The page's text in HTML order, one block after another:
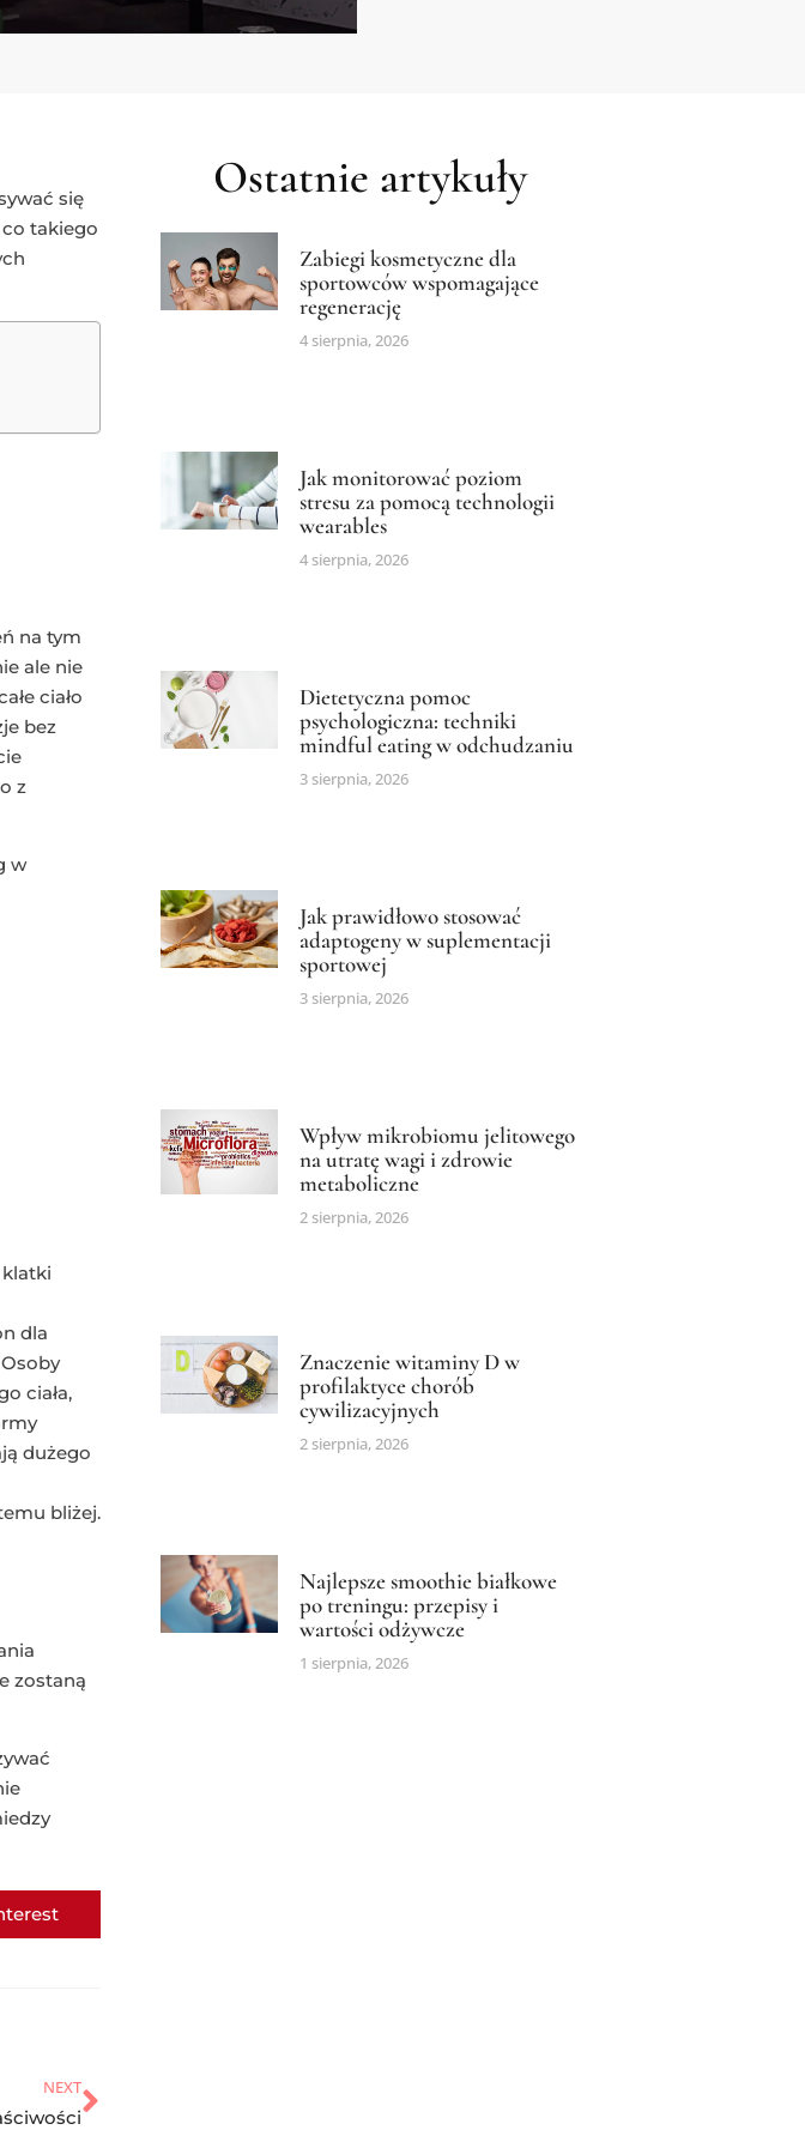
się
takiego
na tym
ale nie
ciało
bez
z
w
klatki
dla
ciała,
dużego
bliżej.
zostaną
NEXT
Ostatnie artykuły
Zabiegi kosmetyczne dla
sportowców wspomagające
regenerację
4 sierpnia, 2026
Jak monitorować poziom
stresu za pomocą technologii
wearables
4 sierpnia, 2026
Dietetyczna pomoc
psychologiczna: techniki
mindful eating w odchudzaniu
3 sierpnia, 2026
Jak prawidłowo stosować
adaptogeny w suplementacji
sportowej
3 sierpnia, 2026
Wpływ mikrobiomu jelitowego
na utratę wagi i zdrowie
metaboliczne
2 sierpnia, 2026
Znaczenie witaminy D w
profilaktyce chorób
cywilizacyjnych
2 sierpnia, 2026
Najlepsze smoothie białkowe
po treningu: przepisy i
wartości odżywcze
1 sierpnia, 2026